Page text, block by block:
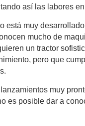
así las labores
está muy
mucho de
un tractor
pero que
muy
es posible dar a